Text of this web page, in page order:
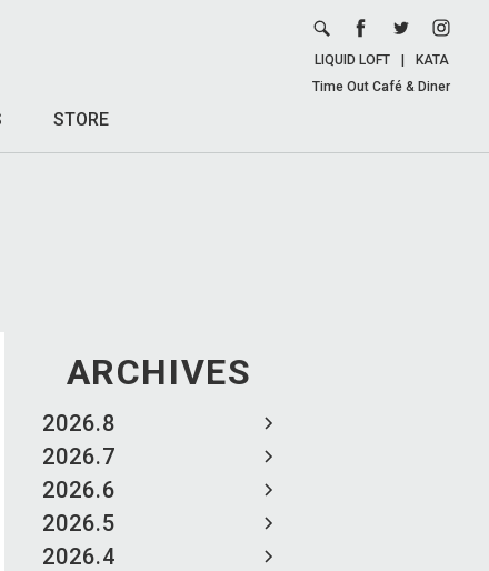
STORE
LIQUID LOFT
KATA
Time Out Café & Diner
ARCHIVES
2026.8
2026.7
2026.6
2026.5
2026.4